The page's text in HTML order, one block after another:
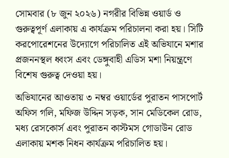
সোমবার (৮ জুন ২০২৬) নগরীর বিভিন্ন ওয়ার্ড ও
গুরুত্বপূর্ণ এলাকায় এ কার্যক্রম পরিচালনা করা হয়। সিটি
করপোরেশনের উদ্যোগে পরিচালিত এই অভিযানে মশার
প্রজননস্থল ধ্বংস এবং ডেঙ্গুবাহী এডিস মশা নিয়ন্ত্রণে
বিশেষ গুরুত্ব দেওয়া হয়।
অভিযানের আওতায় ৩ নম্বর ওয়ার্ডের পুরাতন পাসপোর্ট
অফিস গলি, মফিজ উদ্দিন সড়ক, সান মেডিকেল রোড,
মধ্য রেসকোর্স এবং পুরাতন কাস্টমস গোডাউন রোড
এলাকায় মশক নিধন কার্যক্রম পরিচালিত হয়।